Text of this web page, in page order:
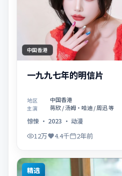
中国香港
一九九七年的明信片
地区 中国香港
主演 蒋欣 / 汤姆·哈迪 / 周迅 等
惊悚 · 2023 · 动漫
12万 4.4千 2年前
精选